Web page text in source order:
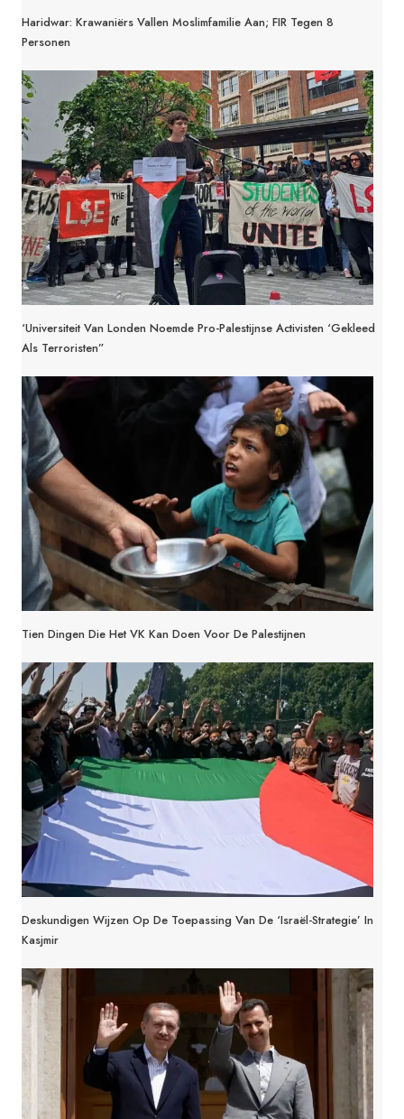
Haridwar: Krawaniërs Vallen Moslimfamilie Aan; FIR Tegen 8
Personen
‘Universiteit Van Londen Noemde Pro-Palestijnse Activisten ‘gekleed
Als Terroristen”
Tien Dingen Die Het VK Kan Doen Voor De Palestijnen
Deskundigen Wijzen Op De Toepassing Van De ‘Israël-Strategie’ In
Kasjmir